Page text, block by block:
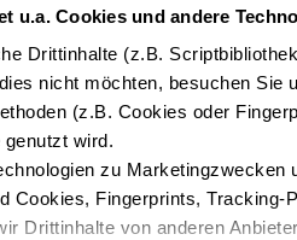
u.a. Cookies und andere
Drittinhalte (z.B.
nicht möchten, besuchen Sie
(z.B. Cookies oder
wird.
zu Marketingzwecken
Cookies, Fingerprints, Tracking-
Drittinhalte von anderen
mit Meerblick?
bietet keine Zimmer mit
zur Promenaden- oder
jedoch von der
Strand.